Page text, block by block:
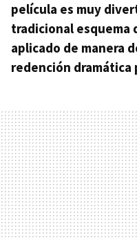
película es muy
tradicional esquema
aplicado de manera
redención dramática